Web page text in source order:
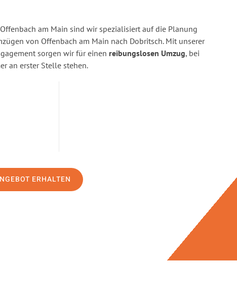
am Main sind wir spezialisiert auf die Planung
von Offenbach am Main nach Dobritsch. Mit unserer
sorgen wir für einen reibungslosen Umzug, bei
an erster Stelle stehen.
ERHALTEN